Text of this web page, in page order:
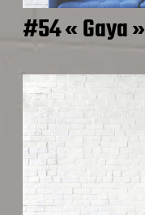
#54 « Gaya »